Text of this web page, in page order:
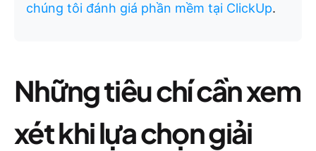
chúng tôi đánh giá phần mềm tại ClickUp.
Những tiêu chí cần xem
xét khi lựa chọn giải